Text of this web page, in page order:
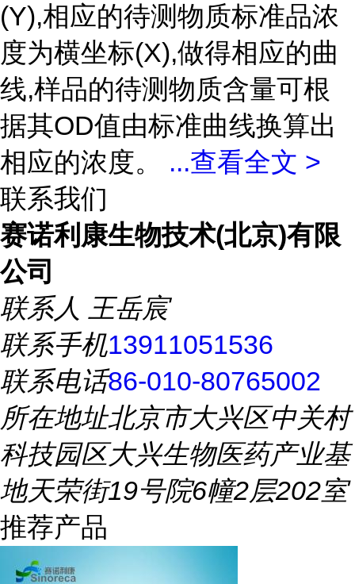
(Y),相应的待测物质标准品浓
度为横坐标(X),做得相应的曲
线,样品的待测物质含量可根
据其OD值由标准曲线换算出
相应的浓度。 ...查看全文 >
联系我们
赛诺利康生物技术(北京)有限
公司
联系人 王岳宸
联系手机13911051536
联系电话86-010-80765002
所在地址北京市大兴区中关村
科技园区大兴生物医药产业基
地天荣街19号院6幢2层202室
推荐产品